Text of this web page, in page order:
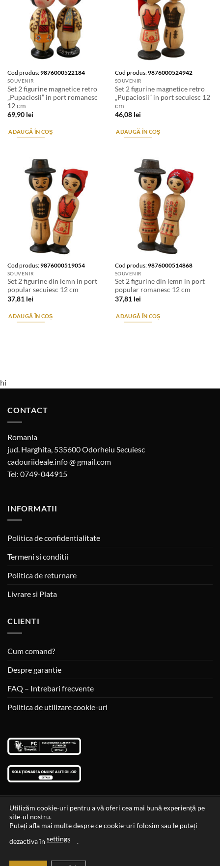
Cod produs:9876000522184
SOUVENIR
Set 2 figurine magnetice retro
„Pupaciosii” in port romanesc
12 cm
69,90 lei
ADAUGĂ ÎN COȘ
Cod produs:9876000524942
SOUVENIR
Set 2 figurine magnetice retro
„Pupaciosii” in port secuiesc 12
cm
46,08 lei
ADAUGĂ ÎN COȘ
Cod produs:9876000519054
SOUVENIR
Set 2 figurine din lemn in port
popular secuiesc 12 cm
37,81 lei
ADAUGĂ ÎN COȘ
Cod produs:9876000514868
SOUVENIR
Set 2 figurine din lemn in port
popular romanesc 12 cm
37,81 lei
ADAUGĂ ÎN COȘ
hi
CONTACT
Romania
jud. Harghita, 535600 Odorheiu Secuiesc
cadouriideale.info @ gmail.com
Tel: 0749-044915
INFORMATII
Politica de confidentialitate
Termeni si conditii
Politica de returnare
Livrare si Plata
CLIENTI
Cum comand?
Despre garantie
FAQ – Intrebari frecvente
Politica de utilizare cookie-uri
Data si ora ultimei actualizari al stocului si ale preturilor: 29-12-
Utilizăm cookie-uri pentru a vă oferi cea mai bună experiență pe
site-ul nostru.
Puteți afla mai multe despre ce cookie-uri folosim sau le puteți
dezactiva în settings .